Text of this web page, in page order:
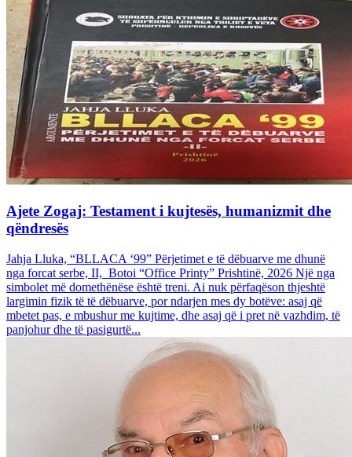
Ajete Zogaj: Testament i kujtesës, humanizmit dhe
qëndresës
Jahja Lluka, “BLLACA ‘99” Përjetimet e të dëbuarve me dhunë
nga forcat serbe, II, Botoi “Office Printy” Prishtinë, 2026 Një nga
simbolet më domethënëse është treni. Ai nuk përfaqëson thjeshtë
largimin fizik të të dëbuarve, por ndarjen mes dy botëve: asaj që
mbetet pas, e mbushur me kujtime, dhe asaj që i pret në vazhdim, të
panjohur dhe të pasigurtë...